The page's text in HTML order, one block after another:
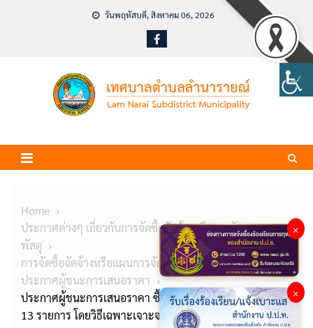
วันพฤหัสบดี, สิงหาคม 06, 2026
Home
ประกาศต่างๆ เกี่ยวกับการจัดซื้อจัดจ้างหรือการจัดหา
พัสดุ
การจัดซื้อจัดจ้างหรือแผนการจัดหาพัสดุ
ประกาศผู้ชนะการเสนอราคา
ประกาศผู้ชนะการเสนอราคา ซื้อวัสดุคอมพิวเตอร์ จำนวน
13 รายการ โดยวิธีเฉพาะเจาะจง
×
×